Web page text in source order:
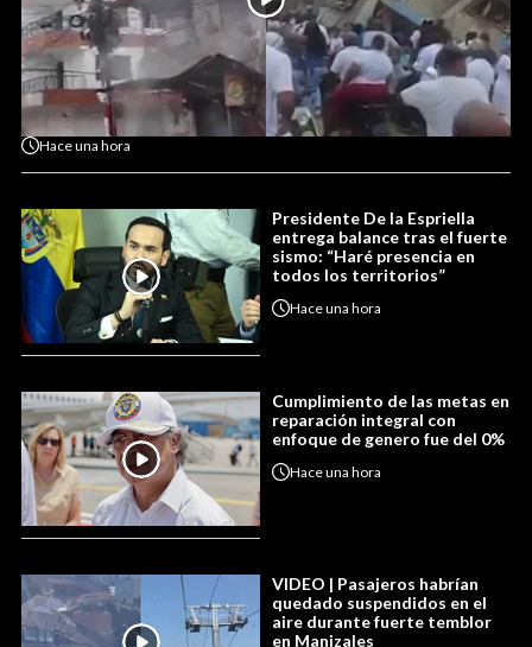
Haceuna hora
Presidente De la Espriella
entrega balance tras el fuerte
sismo: “Haré presencia en
todos los territorios”
Haceuna hora
Cumplimiento de las metas en
reparación integral con
enfoque de genero fue del 0%
Haceuna hora
VIDEO | Pasajeros habrían
quedado suspendidos en el
aire durante fuerte temblor
en Manizales